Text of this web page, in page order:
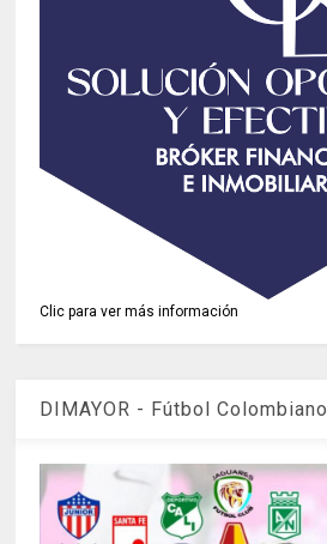
Clic para ver más información
DIMAYOR - Fútbol Colombiano